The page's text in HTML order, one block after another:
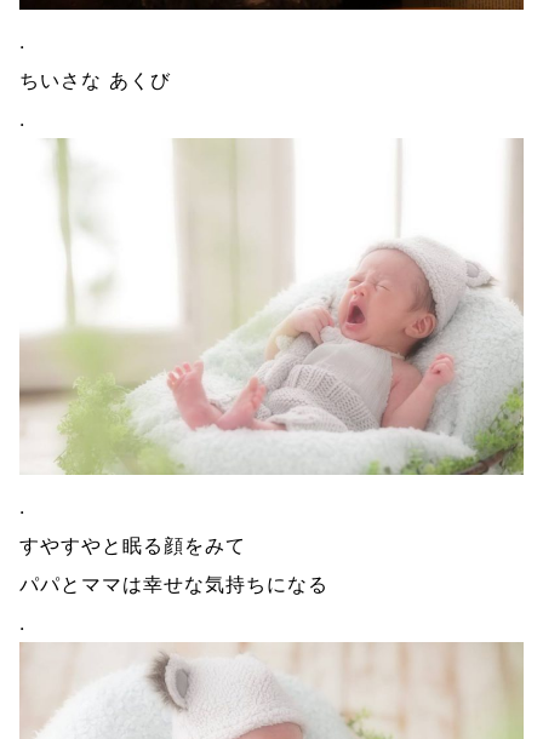
.
ちいさな あくび
.
.
すやすやと眠る顔をみて
パパとママは幸せな気持ちになる
.